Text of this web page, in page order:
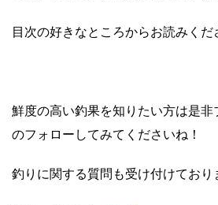
目次の好きなところからお読みくだ
鮮度の高い釣果を知りたい方は是非
のフォローしてみてくださいね！
釣りに関する質問も受け付けており